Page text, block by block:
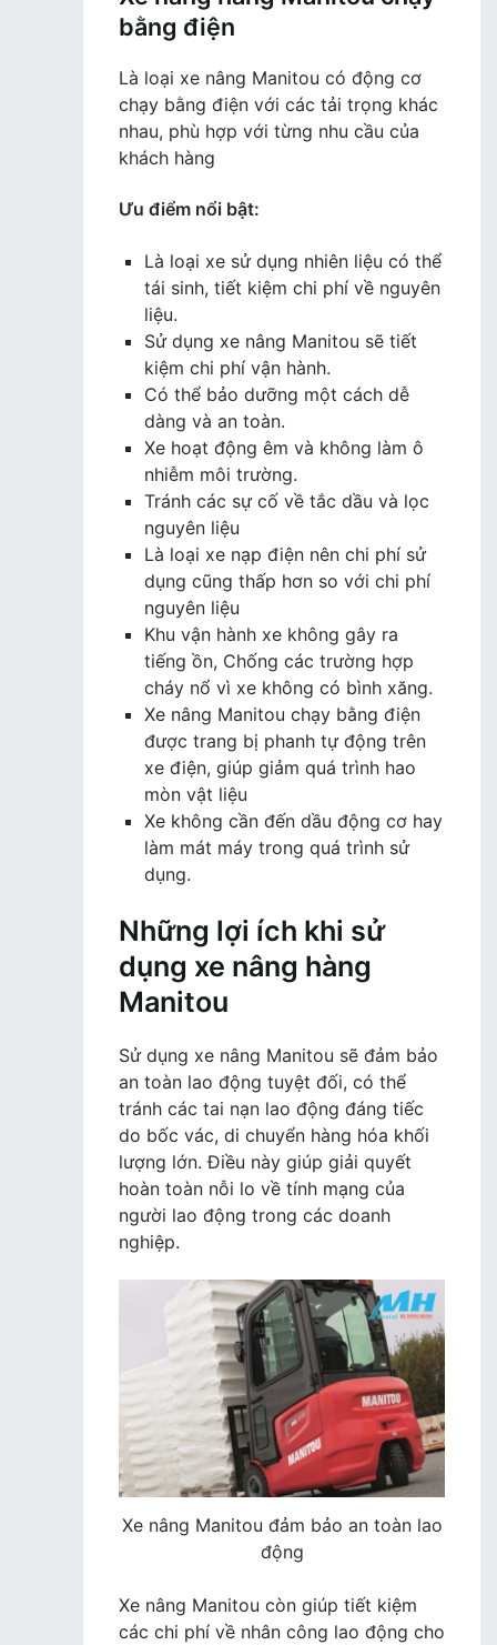
bằng điện
Là loại xe nâng Manitou có động cơ
chạy bằng điện với các tải trọng khác
nhau, phù hợp với từng nhu cầu của
khách hàng
Ưu điểm nổi bật:
Là loại xe sử dụng nhiên liệu có thể
tái sinh, tiết kiệm chi phí về nguyên
liệu.
Sử dụng xe nâng Manitou sẽ tiết
kiệm chi phí vận hành.
Có thể bảo dưỡng một cách dễ
dàng và an toàn.
Xe hoạt động êm và không làm ô
nhiễm môi trường.
Tránh các sự cố về tắc dầu và lọc
nguyên liệu
Là loại xe nạp điện nên chi phí sử
dụng cũng thấp hơn so với chi phí
nguyên liệu
Khu vận hành xe không gây ra
tiếng ồn, Chống các trường hợp
cháy nổ vì xe không có bình xăng.
Xe nâng Manitou chạy bằng điện
được trang bị phanh tự động trên
xe điện, giúp giảm quá trình hao
mòn vật liệu
Xe không cần đến dầu động cơ hay
làm mát máy trong quá trình sử
dụng.
Những lợi ích khi sử
dụng xe nâng hàng
Manitou
Sử dụng xe nâng Manitou sẽ đảm bảo
an toàn lao động tuyệt đối, có thể
tránh các tai nạn lao động đáng tiếc
do bốc vác, di chuyển hàng hóa khối
lượng lớn. Điều này giúp giải quyết
hoàn toàn nỗi lo về tính mạng của
người lao động trong các doanh
nghiệp.
Xe nâng Manitou đảm bảo an toàn lao
động
Xe nâng Manitou còn giúp tiết kiệm
các chi phí về nhân công lao động cho